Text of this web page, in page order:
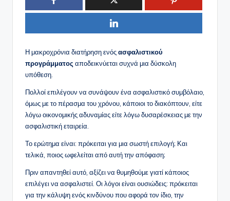
Η μακροχρόνια διατήρηση ενόςασφαλιστικού
προγράμματος αποδεικνύεται συχνά μια δύσκολη
υπόθεση.
Πολλοί επιλέγουν να συνάψουν ένα ασφαλιστικό συμβόλαιο,
όμως με το πέρασμα του χρόνου, κάποιοι το διακόπτουν, είτε
λόγω οικονομικής αδυναμίας είτε λόγω δυσαρέσκειας με την
ασφαλιστική εταιρεία.
Το ερώτημα είναι: πρόκειται για μια σωστή επιλογή; Και
τελικά, ποιος ωφελείται από αυτή την απόφαση;
Πριν απαντηθεί αυτό, αξίζει να θυμηθούμε γιατί κάποιος
επιλέγει να ασφαλιστεί. Οι λόγοι είναι ουσιώδεις: πρόκειται
για την κάλυψη ενός κινδύνου που αφορά τον ίδιο, την